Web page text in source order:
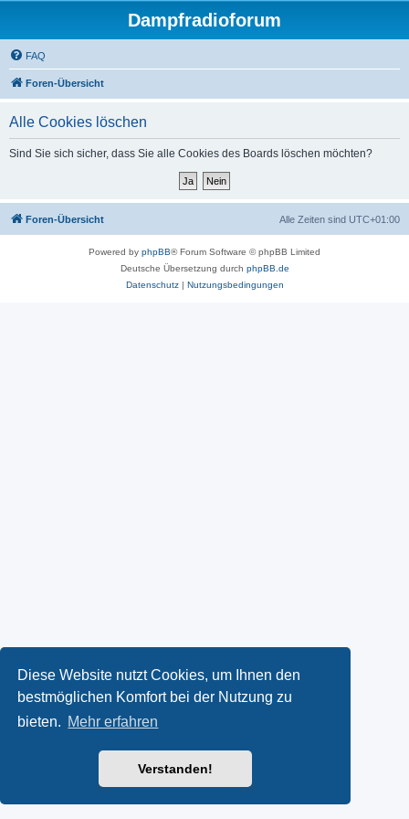
Diese Website nutzt Cookies, um Ihnen den
bestmöglichen Komfort bei der Nutzung zu
bieten. Mehr erfahren
Verstanden!
Dampfradioforum
FAQ
Foren-Übersicht
Alle Cookies löschen
Sind Sie sich sicher, dass Sie alle Cookies des Boards löschen möchten?
Foren-Übersicht Alle Zeiten sind UTC+01:00
Powered by phpBB® Forum Software © phpBB Limited
Deutsche Übersetzung durch phpBB.de
Datenschutz| Nutzungsbedingungen